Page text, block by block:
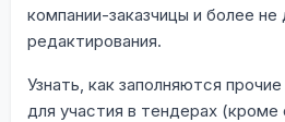
компании-заказчицы и более не
редактирования.
Узнать, как заполняются
для участия в тендерах (кроме